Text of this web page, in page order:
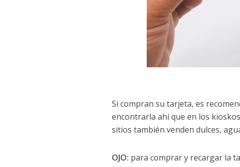
Si compran su tarjeta, es
encontrarla ahí que en los
sitios también venden dulces,
OJO: para comprar y recargar la